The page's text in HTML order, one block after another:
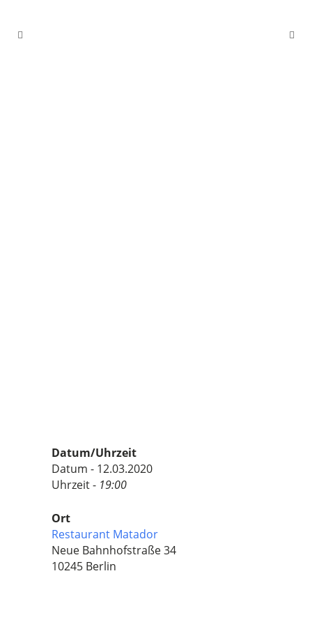
Datum/Uhrzeit
Datum - 12.03.2020
Uhrzeit - 19:00
Ort
Restaurant Matador
Neue Bahnhofstraße 34
10245 Berlin